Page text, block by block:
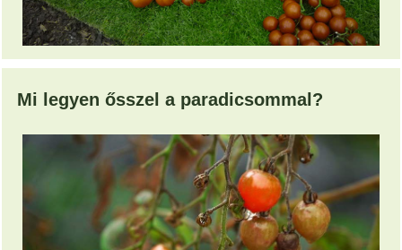
Mi legyen ősszel a paradicsommal?